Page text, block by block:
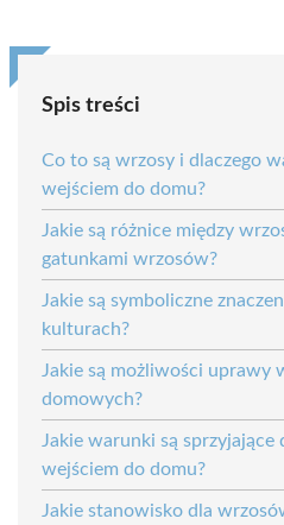
Spis treści
Co to są wrzosy i dlaczego
wejściem do domu?
Jakie są różnice między
gatunkami wrzosów?
Jakie są symboliczne
kulturach?
Jakie są możliwości uprawy
domowych?
Jakie warunki są sprzyjające
wejściem do domu?
Jakie stanowisko dla